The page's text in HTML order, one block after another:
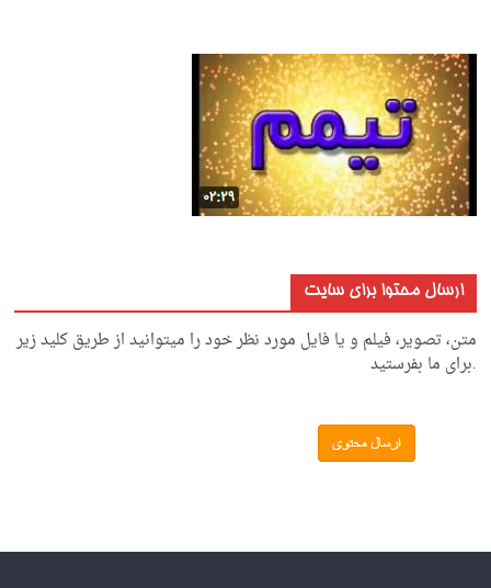
ارسال محتوا برای سایت
متن، تصویر، فیلم و یا فایل مورد نظر خود را میتوانید از طریق کلید زیر
.برای ما بفرستید